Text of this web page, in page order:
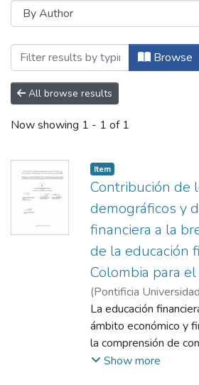
Browsing Finanzas by
Browse
All browse results
Now showing 1 - 1 of 1
Item
Contribución de
demográficos y
financiera a la
de la educación
Colombia para
(Pontificia
Vallecilla Quintero,
Estrada, Sebastián ;
La educación
ámbito económico y
la comprensión de
fundamentales
Show more